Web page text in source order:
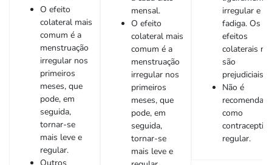
O efeito
colateral mais
comum é a
menstruação
irregular nos
primeiros
meses, que
pode, em
seguida,
tornar-se
mais leve e
regular.
mensal.
O efeito
colateral mais
comum é a
menstruação
irregular nos
primeiros
meses, que
pode, em
seguida,
tornar-se
mais leve e
irregular e
fadiga. Os
efeitos
colaterais
são
prejudiciais.
Não é
como
contraceptivo
regular.